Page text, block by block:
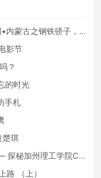
蒙古之钢铁骄子，魅力包头
影节
？
的时光
手札
楚琪
工学院Caltech博士生活 [上集]
路 （上）